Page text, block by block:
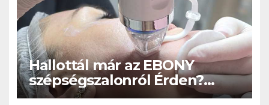
Hallottál már az EBONY
szépségszalonról Érden?
Ismerd meg szolgáltatásait